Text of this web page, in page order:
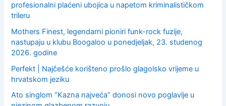
profesionalni plaćeni ubojica u napetom kriminalističkom
trileru
Mothers Finest, legendarni pioniri funk-rock fuzije,
nastupaju u klubu Boogaloo u ponedjeljak, 23. studenog
2026. godine
Perfekt | Najčešće korišteno prošlo glagolsko vrijeme u
hrvatskom jeziku
Ato singlom “Kazna najveća” donosi novo poglavlje u